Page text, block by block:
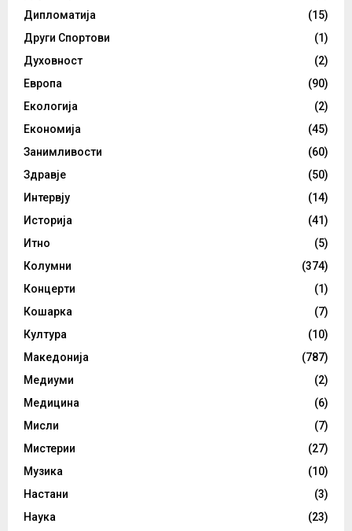
Дипломатија
(15)
Други Спортови
(1)
Духовност
(2)
Европа
(90)
Екологија
(2)
Економија
(45)
Занимливости
(60)
Здравје
(50)
Интервју
(14)
Историја
(41)
Итно
(5)
Колумни
(374)
Концерти
(1)
Кошарка
(7)
Култура
(10)
Македонија
(787)
Медиуми
(2)
Медицина
(6)
Мисли
(7)
Мистерии
(27)
Музика
(10)
Настани
(3)
Наука
(23)